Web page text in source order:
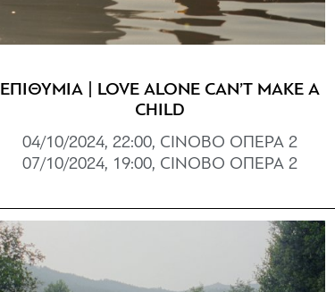
ΕΠΙΘΥΜΙΑ | LOVE ALONE CAN’T MAKE A
CHILD
04/10/2024, 22:00, CINOBO ΟΠΕΡΑ 2
07/10/2024, 19:00, CINOBO ΟΠΕΡΑ 2